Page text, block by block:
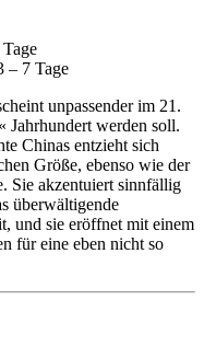
– 7 Tage
unpassender im 21.
Jahrhundert werden soll.
Chinas entzieht sich
Größe, ebenso wie der
Sie akzentuiert sinnfällig
überwältigende
und sie eröffnet mit einem
für eine eben nicht so